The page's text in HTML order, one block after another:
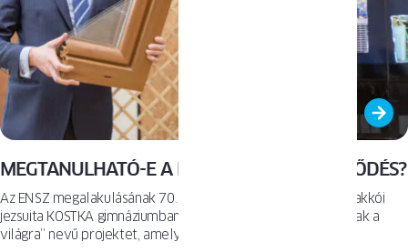
MEGTANULHATÓ-E A FENNTARTHATÓ FEJLŐDÉS?
Az ENSZ megalakulásának 70. évfordulóján, szombaton a krakkói
jezsuita KOSTKA gimnáziumban mutatták be a „Oktatás – Ablak a
világra” nevű projektet, amely a társadalmak fenntartható